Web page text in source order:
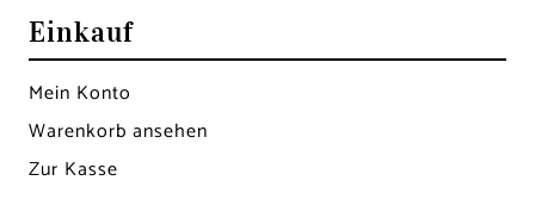
Einkauf
Mein Konto
Warenkorb ansehen
Zur Kasse